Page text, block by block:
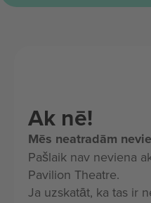
Ak nē!
Mēs neatradām
Pašlaik nav neviena
Pavilion Theatre.
Ja uzskatāt, ka tas ir